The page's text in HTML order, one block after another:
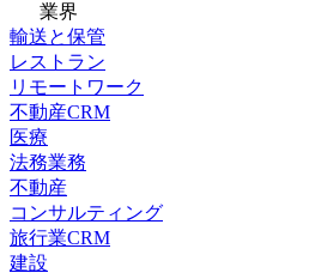
業界
輸送と保管
レストラン
リモートワーク
不動産CRM
医療
法務業務
不動産
コンサルティング
旅行業CRM
建設